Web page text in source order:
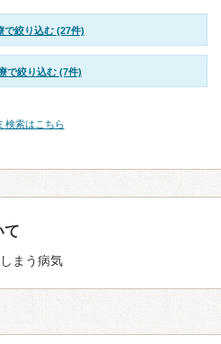
で絞り込む (27件)
で絞り込む (7件)
検索はこちら
て
まう病気